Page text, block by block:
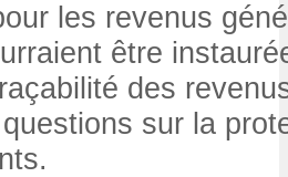
les revenus
être
des
sur la